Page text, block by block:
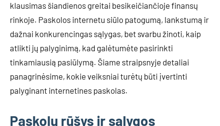
klausimas šiandienos greitai besikeičiančioje finansų
rinkoje. Paskolos internetu siūlo patogumą, lankstumą ir
dažnai konkurencingas sąlygas, bet svarbu žinoti, kaip
atlikti jų palyginimą, kad galėtumėte pasirinkti
tinkamiausią pasiūlymą. Šiame straipsnyje detaliai
panagrinėsime, kokie veiksniai turėtų būti įvertinti
palyginant internetines paskolas.
Paskolų rūšys ir sąlygos